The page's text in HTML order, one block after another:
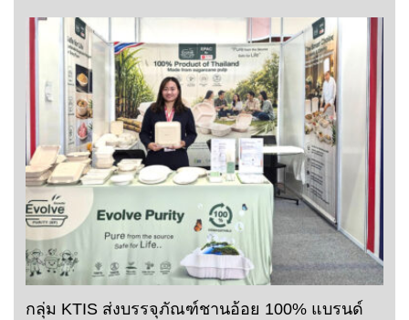
กลุ่ม KTIS ส่งบรรจุภัณฑ์ชานอ้อย 100% แบรนด์